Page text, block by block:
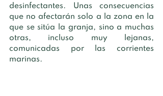
desinfectantes. Unas consecuencias
que no afectarán solo a la zona en la
que se sitúa la granja, sino a muchas
otras, incluso muy lejanas,
comunicadas por las corrientes
marinas.